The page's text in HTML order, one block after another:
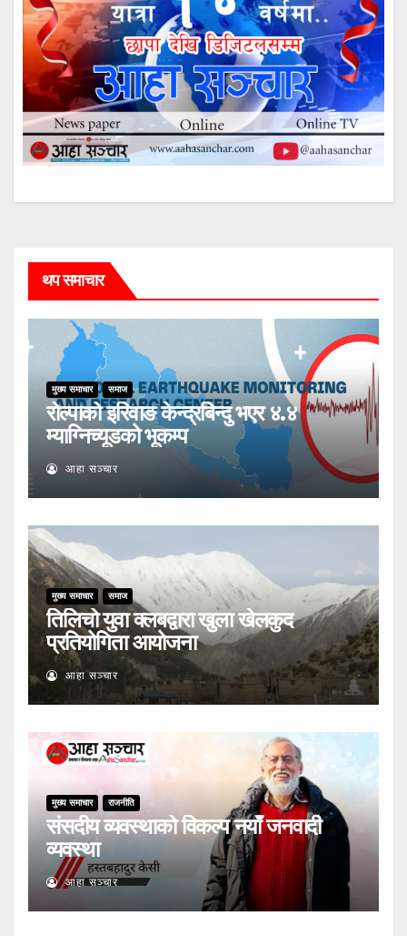
थप समाचार
मुख्य समाचार समाज
रोल्पाको इरिवाङ केन्द्रबिन्दु भएर ४.४
म्याग्निच्यूडको भूकम्प
आहा सञ्चार
मुख्य समाचार समाज
तिलिचो युवा क्लबद्वारा खुला खेलकुद
प्रतियोगिता आयोजना
आहा सञ्चार
मुख्य समाचार राजनीति
संसदीय व्यवस्थाको विकल्प नयाँ जनवादी
व्यवस्था
आहा सञ्चार